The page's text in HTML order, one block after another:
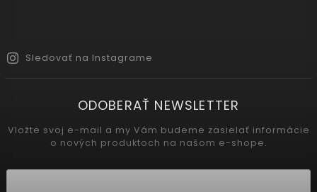
Sledovať na Instagrame
ODOBERAŤ NEWSLETTER
Vložte svoj e-mail a my Vám budeme zasielať informácie
o nových produktoch na našom e-shope.